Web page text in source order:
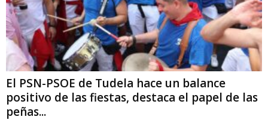
El PSN-PSOE de Tudela hace un balance
positivo de las fiestas, destaca el papel de las
peñas...